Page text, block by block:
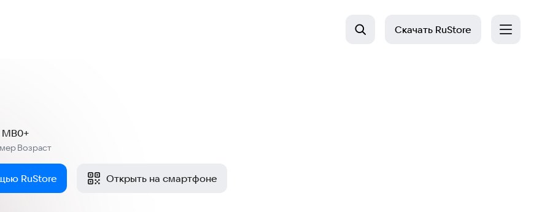
Скачать RuStore
MB
Возраст
0+
RuStore Открыть на смартфоне